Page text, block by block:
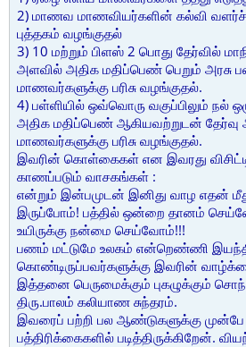
2) மாணவ மாணவியர்களின் கல்வி
புத்தகம் வழங்குதல்
3) 10 மற்றும் பிளஸ் 2 பொது தேர்வில்
அளவில் அதிக மதிப்பெண் பெறும் அரசு
மாணவர்களுக்கு பரிசு வழங்குதல்.
4) பள்ளியில் ஒவ்வொரு வகுப்பிலும் நல்
அதிக மதிப்பெண் ஆகியவற்றுடன் தேர்வு
மாணவர்களுக்கு பரிசு வழங்குதல்.
இவரின் கொள்கைகள் என இவரது
காணப்படும் வாசகங்கள் :
என்றும் இன்பமுடன் இனிது வாழ எதன்
இருப்போம்! பத்தில் ஒன்றை தானம்
உயிருக்கு நன்மை செய்வோம்!!!
பணம் மட்டுமே உலகம் என்றெண்ணி
கொண்டிருப்பவர்களுக்கு இவரின்
இத்தனை பெருமைக்கும் புகழுக்கும்
திரு.பாலம் கலியாண சுந்தரம்.
இவரைப் பற்றி பல ஆண்டுகளுக்கு முன்பே
பத்திரிக்கைகளில் படித்திருக்கிறேன்.